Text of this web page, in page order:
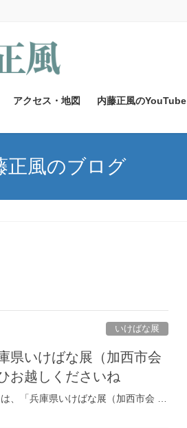
アクセス・地図 内藤正風のYouTube
正風のブログ
いけばな展
県いけばな展（加西市会
お越しくださいね
、「兵庫県いけばな展（加西市会 …